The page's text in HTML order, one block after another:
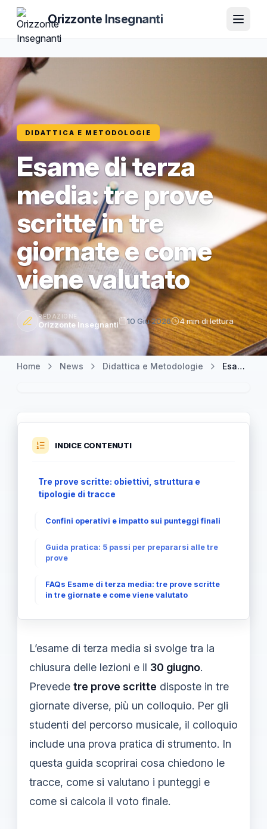
Orizzonte Insegnanti
DIDATTICA E METODOLOGIE
Esame di terza
media: tre prove
scritte in tre
giornate e come
viene valutato
REDAZIONE
Orizzonte Insegnanti 10 Giu 2026 4 min di lettura
Home News Didattica e Metodologie Esame di terza media: tre prove scritte in tre giornate e come viene valutato
INDICE CONTENUTI
Tre prove scritte: obiettivi, struttura e
tipologie di tracce
Confini operativi e impatto sui punteggi finali
Guida pratica: 5 passi per prepararsi alle tre
prove
FAQs Esame di terza media: tre prove scritte
in tre giornate e come viene valutato
L’esame di terza media si svolge tra la
chiusura delle lezioni e il 30 giugno.
Prevede tre prove scritte disposte in tre
giornate diverse, più un colloquio. Per gli
studenti del percorso musicale, il colloquio
include una prova pratica di strumento. In
questa guida scoprirai cosa chiedono le
tracce, come si valutano i punteggi e
come si calcola il voto finale.